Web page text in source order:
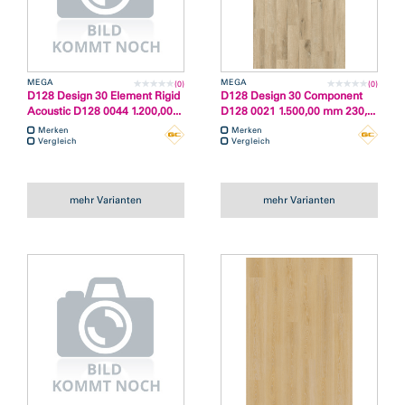
MEGA (0)
D128 Design 30 Element Rigid
Acoustic D128 0044 1.200,00...
Merken
Vergleich
mehr Varianten
MEGA (0)
D128 Design 30 Component
D128 0021 1.500,00 mm 230,...
Merken
Vergleich
mehr Varianten